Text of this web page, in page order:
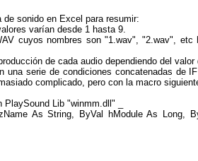
de sonido en Excel para resumir:
varían desde 1 hasta 9.
cuyos nombres son "1.wav", "2.wav", etc
de cada audio dependiendo del
una serie de condiciones concatenadas de
complicado, pero con la macro
Lib "winmm.dll" _
As String, ByVal hModule As Long,